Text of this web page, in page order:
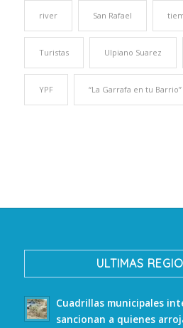
river San Rafael
Turistas Ulpiano Suarez
YPF “La Garrafa en tu Barrio”
ULTIMAS
Cuadrillas municipales
sancionan a quienes